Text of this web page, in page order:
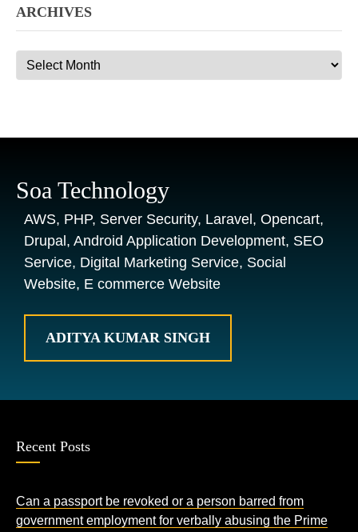
ARCHIVES
Archives
Soa Technology
AWS, PHP, Server Security, Laravel, Opencart,
Drupal, Android Application Development, SEO
Service, Digital Marketing Service, Social
Website, E commerce Website
ADITYA KUMAR SINGH
Recent Posts
Can a passport be revoked or a person barred from
government employment for verbally abusing the Prime